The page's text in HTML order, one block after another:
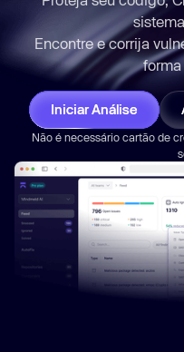
Encontre e corrija
Iniciar Análise
Não é necessário cartão de